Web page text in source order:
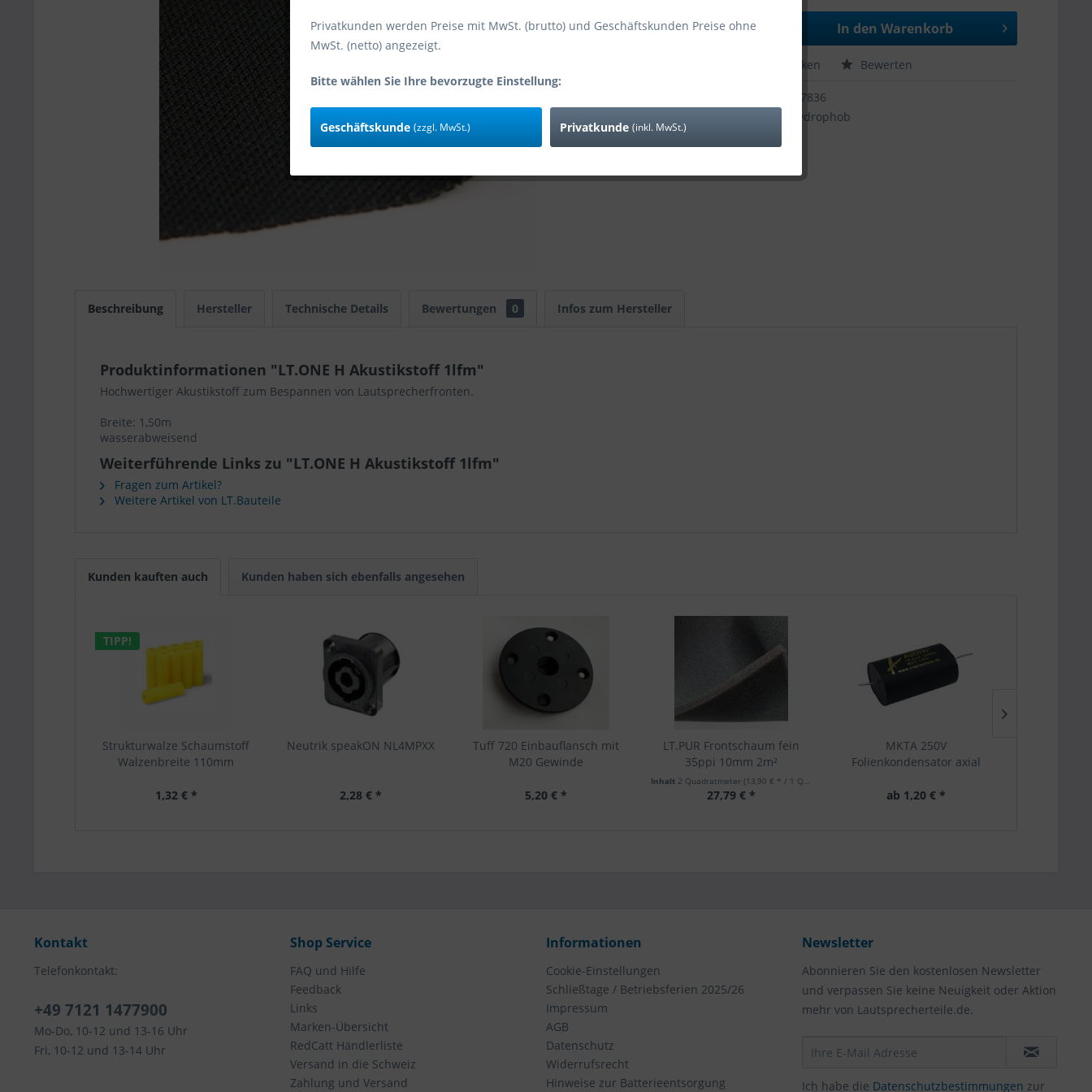
In den Warenkorb
Merken Bewerten
67836
hydrophob
Beschreibung Hersteller Technische Details Bewertungen 0 Infos zum Hersteller
Produktinformationen "LT.ONE H Akustikstoff 1lfm"
Hochwertiger Akustikstoff zum Bespannen von Lautsprecherfronten.
Breite: 1,50m
wasserabweisend
Weiterführende Links zu "LT.ONE H Akustikstoff 1lfm"
Fragen zum Artikel?
Weitere Artikel von LT.Bauteile
Kunden kauften auch Kunden haben sich ebenfalls angesehen
TIPP!
Strukturwalze Schaumstoff
Walzenbreite 110mm
1,32 € *
Neutrik speakON NL4MPXX
2,28 € *
Tuff 720 Einbauflansch mit
M20 Gewinde
5,20 € *
LT.PUR Frontschaum fein
35ppi 10mm 2m²
Inhalt 2 Quadratmeter (13,90 € * / 1 Quadratmeter)
27,79 € *
MKTA 250V
Folienkondensator axial
ab 1,20 € *
Kontakt
Telefonkontakt:
+49 7121 1477900
Mo-Do, 10-12 und 13-16 Uhr
Fri, 10-12 und 13-14 Uhr
Shop Service
FAQ und Hilfe
Feedback
Links
Marken-Übersicht
RedCatt Händlerliste
Versand in die Schweiz
Zahlung und Versand
Informationen
Cookie-Einstellungen
Schließtage / Betriebsferien 2025/26
Impressum
AGB
Datenschutz
Widerrufsrecht
Hinweise zur Batterieentsorgung
Newsletter
Abonnieren Sie den kostenlosen Newsletter
und verpassen Sie keine Neuigkeit oder Aktion
mehr von Lautsprecherteile.de.
Ich habe die Datenschutzbestimmungen zur
Privatkunden werden Preise mit MwSt. (brutto) und Geschäftskunden Preise ohne
MwSt. (netto) angezeigt.
Bitte wählen Sie Ihre bevorzugte Einstellung:
Geschäftskunde (zzgl. MwSt.) Privatkunde (inkl. MwSt.)